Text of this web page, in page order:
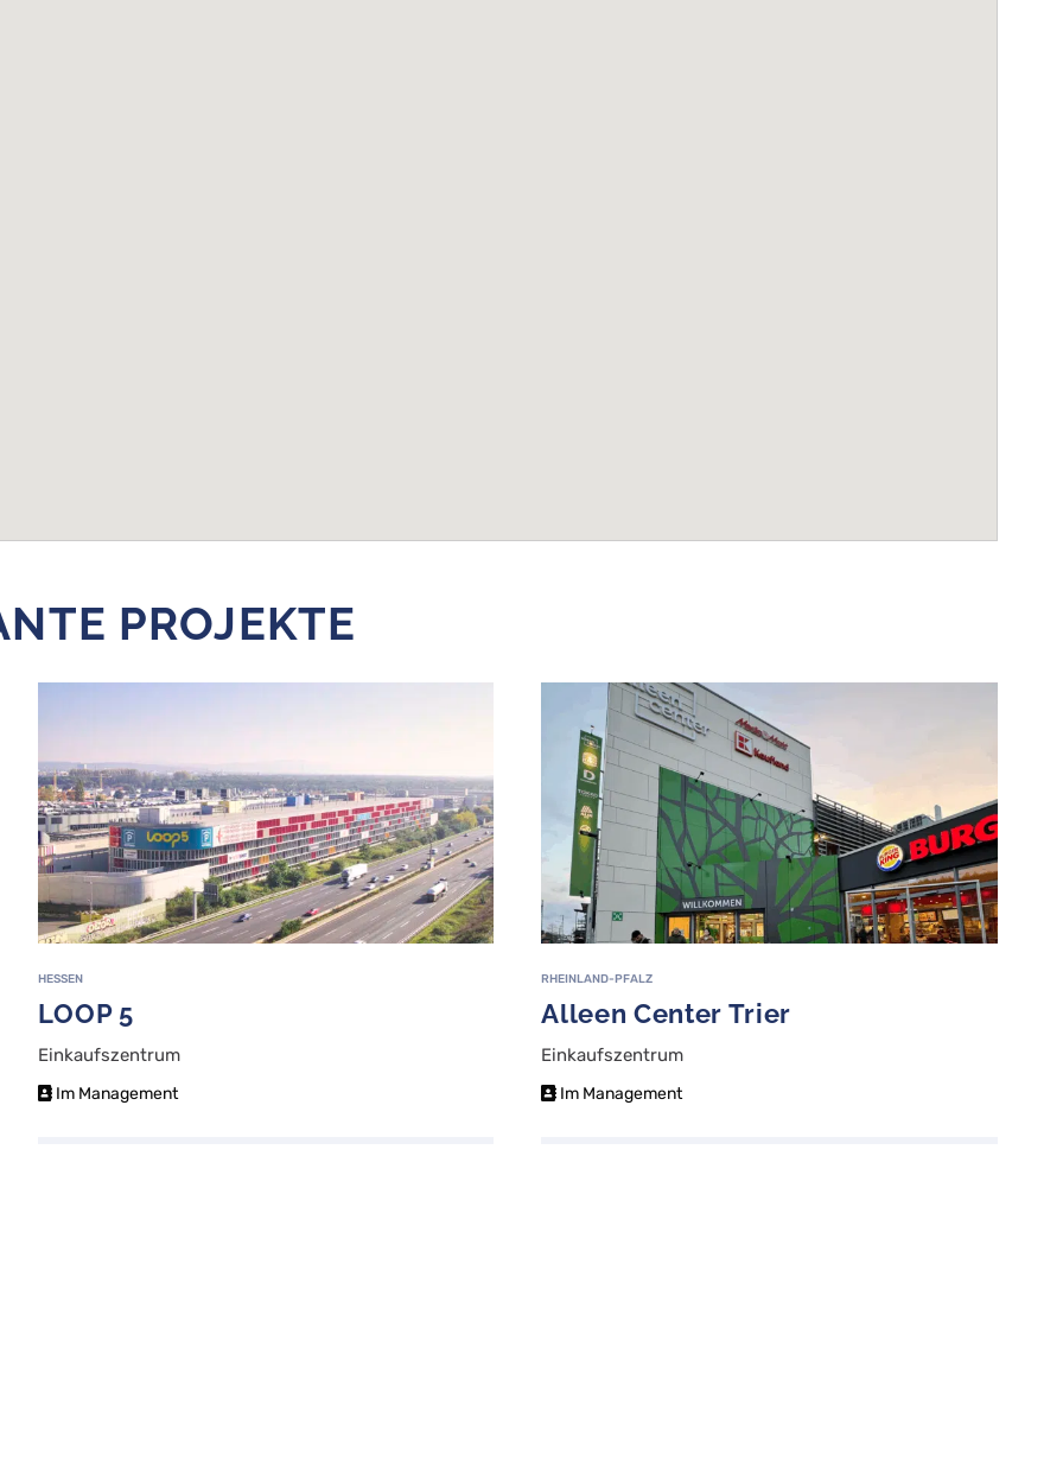
PROJEKTE
HESSEN
LOOP 5
Einkaufszentrum
Im Management
RHEINLAND-PFALZ
Alleen Center Trier
Einkaufszentrum
Im Management